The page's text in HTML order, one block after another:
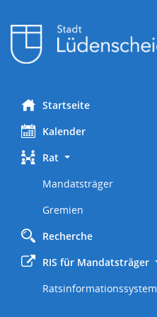
Startseite
Kalender
Rat
Mandatsträger
Gremien
Recherche
RIS für Mandatsträger
Ratsinformationssystem